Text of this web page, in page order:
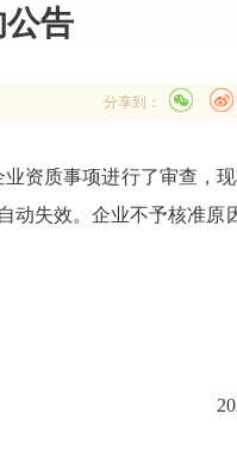
告
分享到：
业资质事项进行了审查，
动失效。企业不予核准原